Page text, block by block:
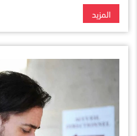
المزيد